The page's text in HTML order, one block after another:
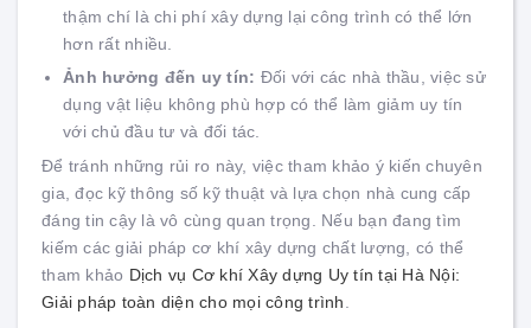
thậm chí là chi phí xây dựng lại công trình có thể lớn
hơn rất nhiều.
Ảnh hưởng đến uy tín: Đối với các nhà thầu, việc sử
dụng vật liệu không phù hợp có thể làm giảm uy tín
với chủ đầu tư và đối tác.
Để tránh những rủi ro này, việc tham khảo ý kiến chuyên
gia, đọc kỹ thông số kỹ thuật và lựa chọn nhà cung cấp
đáng tin cậy là vô cùng quan trọng. Nếu bạn đang tìm
kiếm các giải pháp cơ khí xây dựng chất lượng, có thể
tham khảo Dịch vụ Cơ khí Xây dựng Uy tín tại Hà Nội:
Giải pháp toàn diện cho mọi công trình